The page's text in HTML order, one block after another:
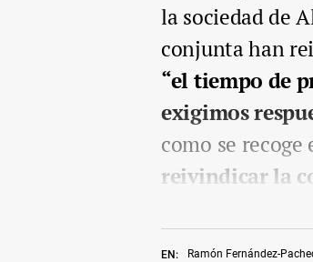
EN: Ramón Fernández-
la sociedad de
conjunta han
“el tiempo de
exigimos
como se
reivindicar la